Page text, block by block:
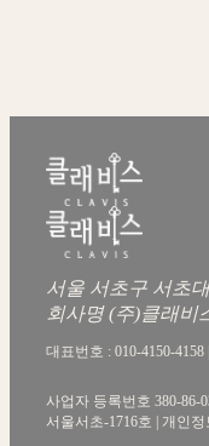
서울 서초구 서초
회사명 (주)클래비
대표번호 : 010-4150-4158
사업자 등록번호 380-86-
서울서초-1716호 | 개인